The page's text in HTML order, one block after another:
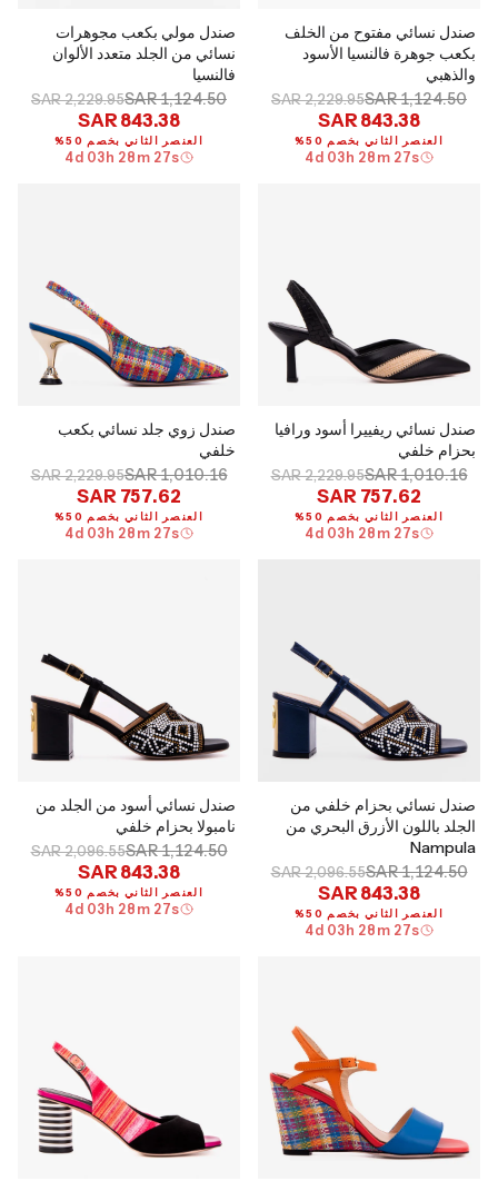
صندل نسائي مفتوح من الخلف
بكعب جوهرة فالنسيا الأسود
والذهبي
SAR 1,124.50
SAR 2,229.95
SAR 843.38
العنصر الثاني بخصم 50%
4d 03 h 28 m 26s
صندل مولي بكعب مجوهرات
نسائي من الجلد متعدد الألوان
فالنسيا
SAR 1,124.50
SAR 2,229.95
SAR 843.38
العنصر الثاني بخصم 50%
4d 03 h 28 m 26s
صندل نسائي ريفييرا أسود ورافيا
بحزام خلفي
SAR 1,010.16
SAR 2,229.95
SAR 757.62
العنصر الثاني بخصم 50%
4d 03 h 28 m 26s
صندل زوي جلد نسائي بكعب
خلفي
SAR 1,010.16
SAR 2,229.95
SAR 757.62
العنصر الثاني بخصم 50%
4d 03 h 28 m 26s
صندل نسائي بحزام خلفي من
الجلد باللون الأزرق البحري من
Nampula
SAR 1,124.50
SAR 2,096.55
SAR 843.38
العنصر الثاني بخصم 50%
4d 03 h 28 m 26s
صندل نسائي أسود من الجلد من
نامبولا بحزام خلفي
SAR 1,124.50
SAR 2,096.55
SAR 843.38
العنصر الثاني بخصم 50%
4d 03 h 28 m 26s